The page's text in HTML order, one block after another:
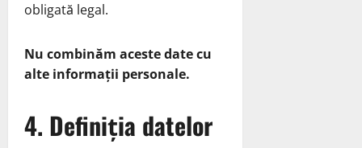
obligată legal.
Nu combinăm aceste date cu
alte informații personale.
4. Definiția datelor